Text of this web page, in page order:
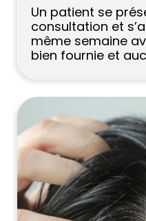
Un patient se
consultation et
même semaine
bien fournie et
semble idéal. En
toujours la voie la
Greffes de
devenus une